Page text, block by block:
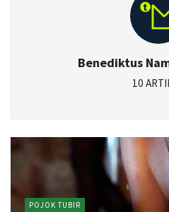
Benediktus
10
POJOK TUBIR